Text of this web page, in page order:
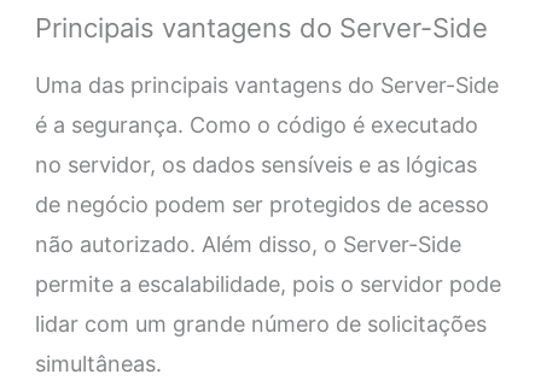
Principais vantagens do Server-Side
Uma das principais vantagens do Server-Side
é a segurança. Como o código é executado
no servidor, os dados sensíveis e as lógicas
de negócio podem ser protegidos de acesso
não autorizado. Além disso, o Server-Side
permite a escalabilidade, pois o servidor pode
lidar com um grande número de solicitações
simultâneas.